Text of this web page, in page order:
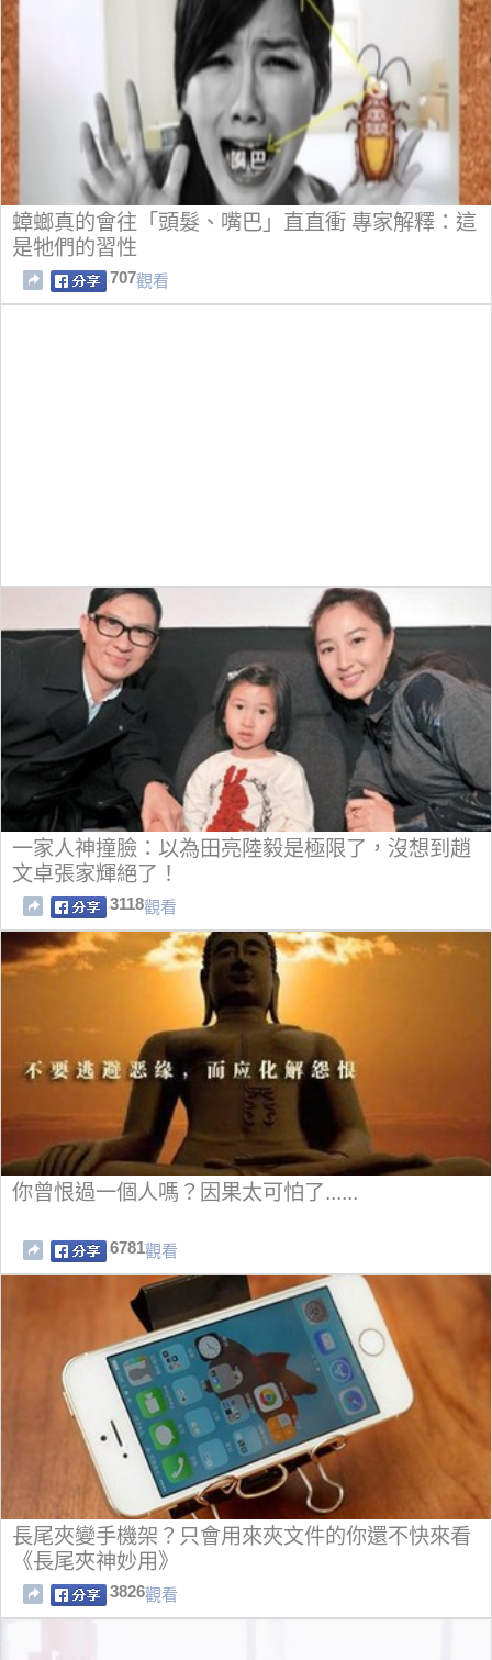
蟑螂真的會往「頭髮、嘴巴」直直衝 專家解釋：這
是牠們的習性
707觀看
一家人神撞臉：以為田亮陸毅是極限了，沒想到趙
文卓張家輝絕了！
3118觀看
你曾恨過一個人嗎？因果太可怕了......
6781觀看
長尾夾變手機架？只會用來夾文件的你還不快來看
《長尾夾神妙用》
3826觀看